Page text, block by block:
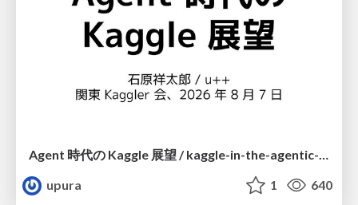
Agent 時代の Kaggle 展望 / kaggle-in-the-agentic-era
upura
1 640